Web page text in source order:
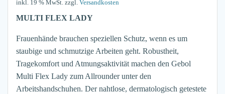
inkl. 19 % MwSt. zzgl. Versandkosten
MULTI FLEX LADY
Frauenhände brauchen speziellen Schutz, wenn es um
staubige und schmutzige Arbeiten geht. Robustheit,
Tragekomfort und Atmungsaktivität machen den Gebol
Multi Flex Lady zum Allrounder unter den
Arbeitshandschuhen. Der nahtlose, dermatologisch getestete